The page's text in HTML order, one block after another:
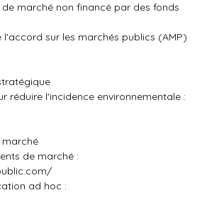
marché non financé par des fonds
l'accord sur les marchés publics (AMP)
réduire l'incidence environnementale :
marché
de marché :
ad hoc :